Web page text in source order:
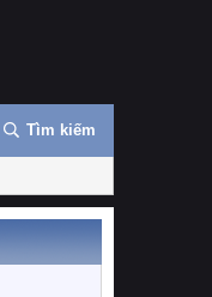
Tìm kiếm